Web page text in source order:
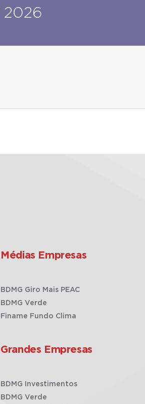
2026
Médias Empresas
BDMG Giro Mais PEAC
BDMG Verde
Finame Fundo Clima
Grandes Empresas
BDMG Investimentos
BDMG Verde